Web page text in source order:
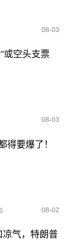
08-03
或空头支票
08-03
得要爆了！
08-02
凉气，特朗普